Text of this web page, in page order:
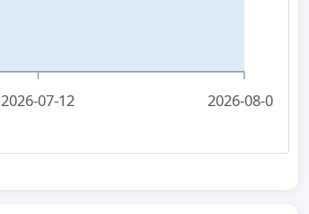
2026-07-12 2026-08-03